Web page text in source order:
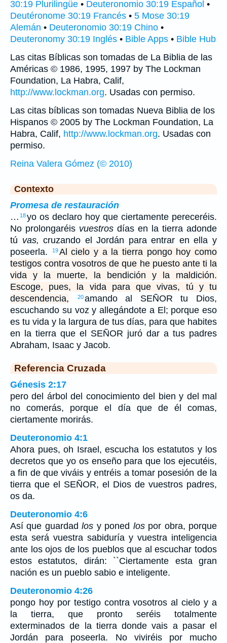
30:19 Plurilingüe • Deuteronomio 30:19 Español •
Deutéronome 30:19 Francés • 5 Mose 30:19
Alemán • Deuteronomio 30:19 Chino •
Deuteronomy 30:19 Inglés • Bible Apps • Bible Hub
Las citas Bíblicas son tomadas de La Biblia de las
Américas © 1986, 1995, 1997 by The Lockman
Foundation, La Habra, Calif,
http://www.lockman.org. Usadas con permiso.
Las citas bíblicas son tomadas Nueva Biblia de los
Hispanos © 2005 by The Lockman Foundation, La
Habra, Calif, http://www.lockman.org. Usadas con
permiso.
Reina Valera Gómez (© 2010)
Contexto
Promesa de restauración
… 18yo os declaro hoy que ciertamente pereceréis.
No prolongaréis vuestros días en la tierra adonde
tú vas, cruzando el Jordán para entrar en ella y
poseerla.
19Al cielo y a la tierra pongo hoy como
testigos contra vosotros de que he puesto ante ti la
vida y la muerte, la bendición y la maldición.
Escoge, pues, la vida para que vivas, tú y tu
descendencia,
20amando al SEÑOR tu Dios,
escuchando su voz y allegándote a El; porque eso
es tu vida y la largura de tus días, para que habites
en la tierra que el SEÑOR juró dar a tus padres
Abraham, Isaac y Jacob.
Referencia Cruzada
Génesis 2:17
pero del árbol del conocimiento del bien y del mal
no comerás, porque el día que de él comas,
ciertamente morirás.
Deuteronomio 4:1
Ahora pues, oh Israel, escucha los estatutos y los
decretos que yo os enseño para que los ejecutéis,
a fin de que viváis y entréis a tomar posesión de la
tierra que el SEÑOR, el Dios de vuestros padres,
os da.
Deuteronomio 4:6
Así que guardadlos y poned lospor obra, porque
esta será vuestra sabiduría y vuestra inteligencia
ante los ojos de los pueblos que al escuchar todos
estos estatutos, dirán: ``Ciertamente esta gran
nación es un pueblo sabio e inteligente.
Deuteronomio 4:26
pongo hoy por testigo contra vosotros al cielo y a
la tierra, que pronto seréis totalmente
exterminados de la tierra donde vais a pasar el
Jordán para poseerla. No viviréis por mucho